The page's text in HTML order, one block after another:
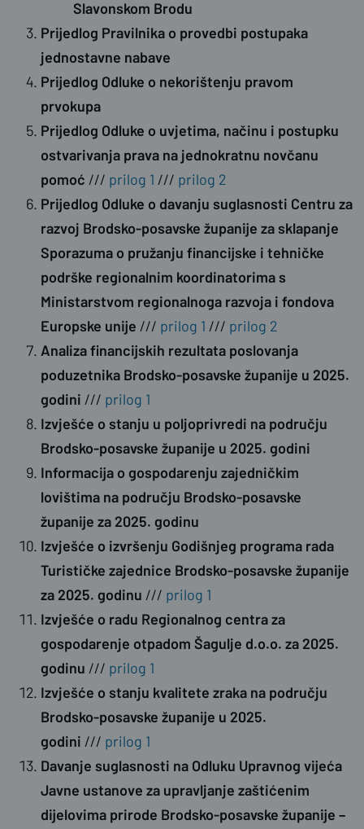
Slavonskom Brodu
Prijedlog Pravilnika o provedbi postupaka
jednostavne nabave
Prijedlog Odluke o nekorištenju pravom
prvokupa
Prijedlog Odluke o uvjetima, načinu i postupku
ostvarivanja prava na jednokratnu novčanu
pomoć /// prilog 1 /// prilog 2
Prijedlog Odluke o davanju suglasnosti Centru za
razvoj Brodsko-posavske županije za sklapanje
Sporazuma o pružanju financijske i tehničke
podrške regionalnim koordinatorima s
Ministarstvom regionalnoga razvoja i fondova
Europske unije /// prilog 1 /// prilog 2
Analiza financijskih rezultata poslovanja
poduzetnika Brodsko-posavske županije u 2025.
godini /// prilog 1
Izvješće o stanju u poljoprivredi na području
Brodsko-posavske županije u 2025. godini
Informacija o gospodarenju zajedničkim
lovištima na području Brodsko-posavske
županije za 2025. godinu
Izvješće o izvršenju Godišnjeg programa rada
Turističke zajednice Brodsko-posavske županije
za 2025. godinu /// prilog 1
Izvješće o radu Regionalnog centra za
gospodarenje otpadom Šagulje d.o.o. za 2025.
godinu /// prilog 1
Izvješće o stanju kvalitete zraka na području
Brodsko-posavske županije u 2025.
godini /// prilog 1
Davanje suglasnosti na Odluku Upravnog vijeća
Javne ustanove za upravljanje zaštićenim
dijelovima prirode Brodsko-posavske županije –